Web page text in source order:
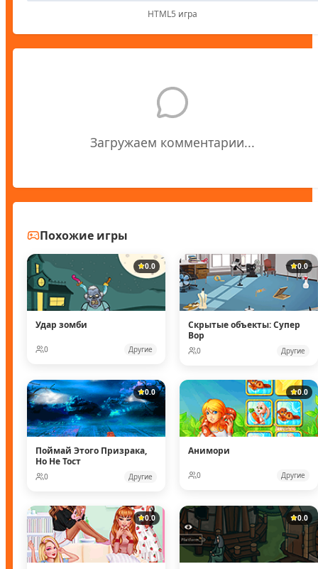
HTML5 игра
Загружаем комментарии...
Похожие игры
0.0
Удар зомби
0 Другие
0.0
Скрытые объекты: Супер
Вор
0 Другие
0.0
Поймай Этого Призрака,
Но Не Тост
0 Другие
0.0
Анимори
0 Другие
0.0 0.0